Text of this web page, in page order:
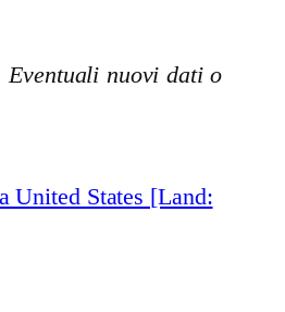
nuovi dati o
United States [Land: